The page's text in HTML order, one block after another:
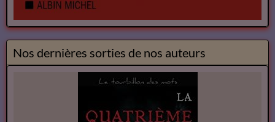
Nos dernières sorties de nos auteurs